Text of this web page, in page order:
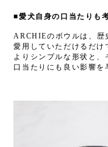
■愛犬自身の口当たりも
ARCHIEのボウルは、歴
愛用していただけるだけ
よりシンプルな形状と
口当たりにも良い影響を